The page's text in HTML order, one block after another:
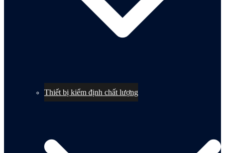
Thiết bị kiểm định chất lượng